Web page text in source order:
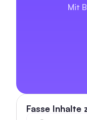
Fasse Inhalte
Mit